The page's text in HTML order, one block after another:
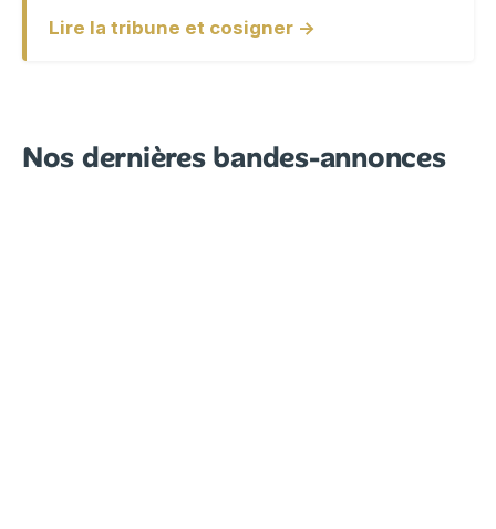
Lire la tribune et cosigner →
Nos dernières bandes-annonces